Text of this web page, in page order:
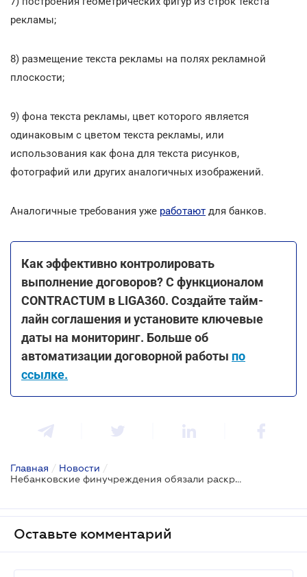
рекламы;
8) размещение текста рекламы на полях рекламной
плоскости;
9) фона текста рекламы, цвет которого является
одинаковым с цветом текста рекламы, или
использования как фона для текста рисунков,
фотографий или других аналогичных изображений.
Аналогичные требования уже работают для банков.
Как эффективно контролировать
выполнение договоров? С функционалом
CONTRACTUM в LIGA360. Создайте тайм-
лайн соглашения и установите ключевые
даты на мониторинг. Больше об
автоматизации договорной работы по
ссылке.
Главная / Новости /
Небанковские финучреждения обязали раскрывать всю информацию о полной стоимости кредита
Оставьте комментарий